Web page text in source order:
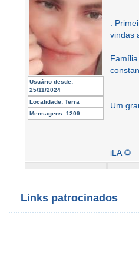
Usuário desde:
25/11/2024
Localidade: Terra
Mensagens: 1209
.
vindas
Um
iLA 🌻
Links patrocinados